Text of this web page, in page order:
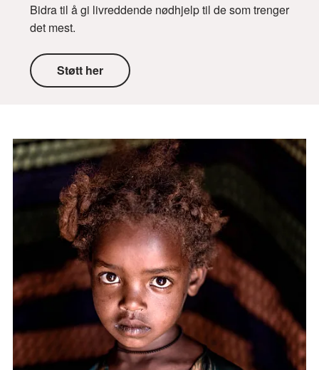
Bidra til å gi livreddende nødhjelp til de som trenger
det mest.
Støtt her